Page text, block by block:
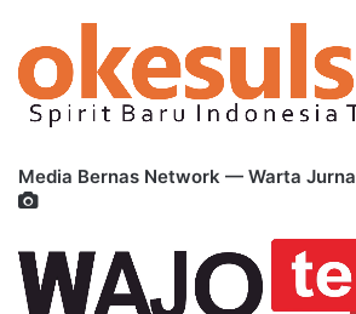
Media Bernas Network — Warta